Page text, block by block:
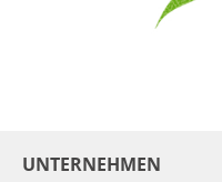
UNTERNEHMEN